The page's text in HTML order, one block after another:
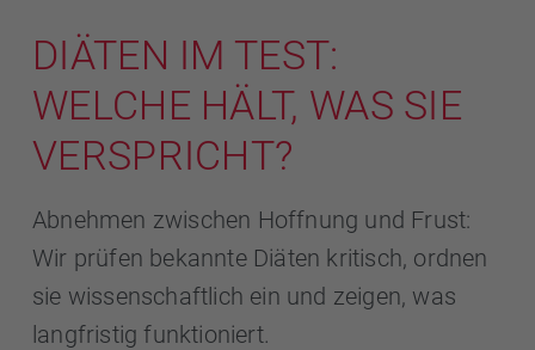
DIÄTEN IM TEST:
WELCHE HÄLT, WAS SIE
VERSPRICHT?
Abnehmen zwischen Hoffnung und Frust:
Wir prüfen bekannte Diäten kritisch, ordnen
sie wissenschaftlich ein und zeigen, was
langfristig funktioniert.